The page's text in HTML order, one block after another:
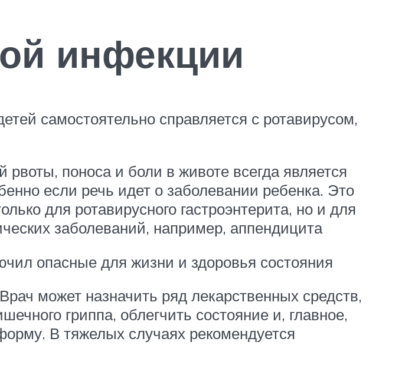
инфекции
самостоятельно справляется с ротавирусом,
поноса и боли в животе всегда является
если речь идет о заболевании ребенка. Это
для ротавирусного гастроэнтерита, но и для
заболеваний, например, аппендицита
опасные для жизни и здоровья состояния
может назначить ряд лекарственных средств,
гриппа, облегчить состояние и, главное,
В тяжелых случаях рекомендуется